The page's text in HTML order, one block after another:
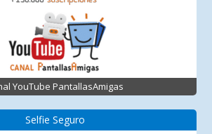
YouTube PantallasAmigas
Selfie Seguro